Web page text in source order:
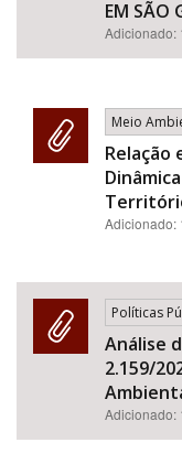
EM SÃO
Adicionado:
Meio
Relação
Adicionado:
Políticas
Análise
2.159/
Adicionado: